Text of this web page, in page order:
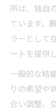
所は、独自
ています。
ラーとして
ートを提供
一般的な結
りの希望や
合い調整、